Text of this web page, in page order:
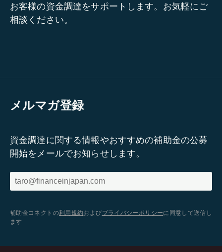
お客様の資金調達をサポートします。お気軽にご
相談ください。
メルマガ登録
資金調達に関する情報やおすすめの補助金の公募
開始をメールでお知らせします。
補助金コネクトの利用規約およびプライバシーポリシーに同意して送信し
ます